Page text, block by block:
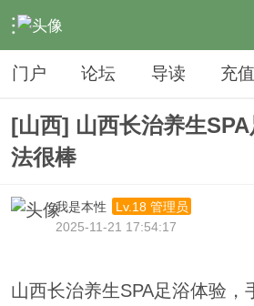
› 夜生活 › 足疗 › 内容
门户 论坛 导读 充值
[山西] 山西长治养生
法很棒
我是本性
Lv.18 管理员
2025-11-21 17:54:17
山西长治养生SPA足浴体验，